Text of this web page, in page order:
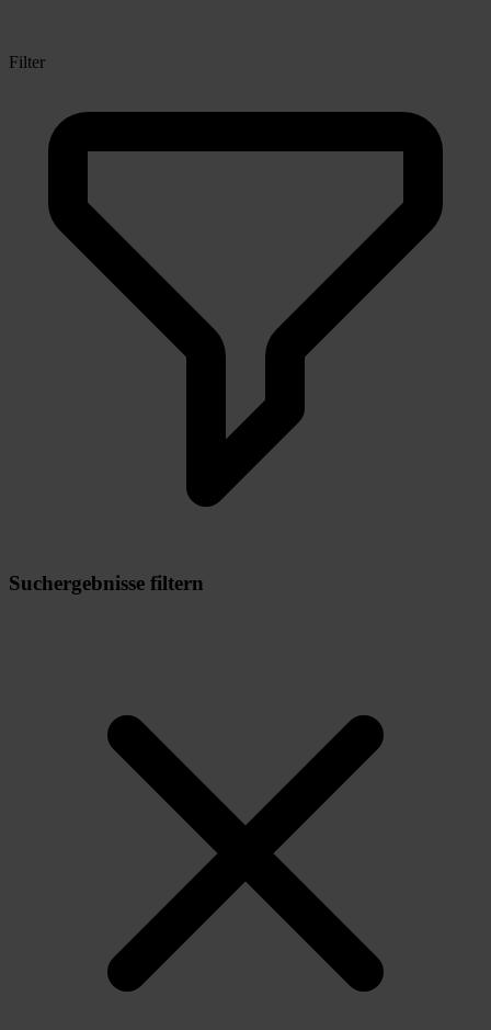
Filter
Suchergebnisse filtern